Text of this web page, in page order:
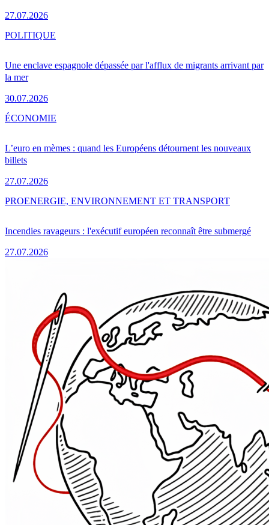
27.07.2026
Une enclave espagnole dépassée par l'afflux de migrants arrivant par
la mer
30.07.2026
POLITIQUE
L’euro en mèmes : quand les Européens détournent les nouveaux
billets
27.07.2026
ÉCONOMIE
Incendies ravageurs : l'exécutif européen reconnaît être submergé
27.07.2026
PROENERGIE, ENVIRONNEMENT ET TRANSPORT